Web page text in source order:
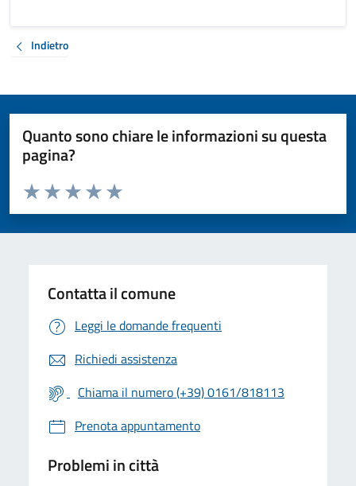
Indietro
Quanto sono chiare le informazioni su questa
pagina?
Valuta da 1 a 5 stelle la pagina
Valuta 5 stelle su 5
Valuta 4 stelle su 5
Valuta 3 stelle su 5
Valuta 2 stelle su 5
Valuta 1 stelle su 5
Contatta il comune
Leggi le domande frequenti
Richiedi assistenza
Chiama il numero (+39) 0161/818113
Prenota appuntamento
Problemi in città